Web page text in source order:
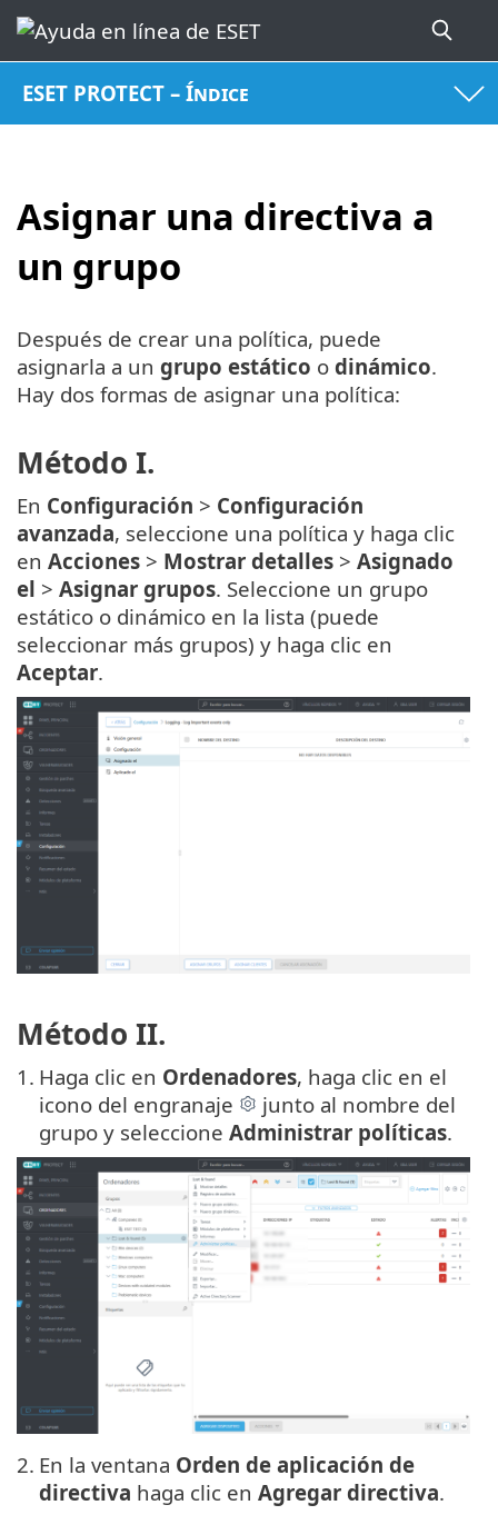
ESET PROTECT – Índice
Asignar una directiva a
un grupo
Después de crear una política, puede
asignarla a un grupo estático o dinámico.
Hay dos formas de asignar una política:
Método I.
En Configuración > Configuración
avanzada, seleccione una política y haga clic
en Acciones > Mostrar detalles > Asignado
el > Asignar grupos. Seleccione un grupo
estático o dinámico en la lista (puede
seleccionar más grupos) y haga clic en
Aceptar.
Método II.
1. Haga clic en Ordenadores, haga clic en el
icono del engranaje
junto al nombre del
grupo y seleccione Administrar políticas.
2. En la ventana Orden de aplicación de
directiva haga clic en Agregar directiva.